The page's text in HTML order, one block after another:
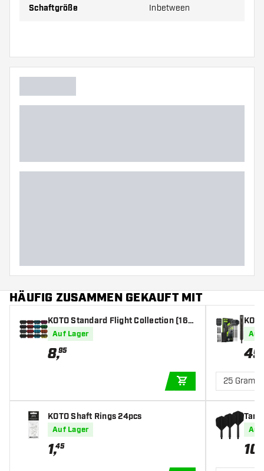
Schaftgröße Inbetween
HÄUFIG ZUSAMMEN GEKAUFT MIT
KOTO Standard Flight Collection (16 s
ets) - Dart Flights
Auf Lager
8,95
IN DEN
KOTO Shaft Rings 24pcs
Auf Lager
1,45
Auf
49
25 Gramm
Auf
10